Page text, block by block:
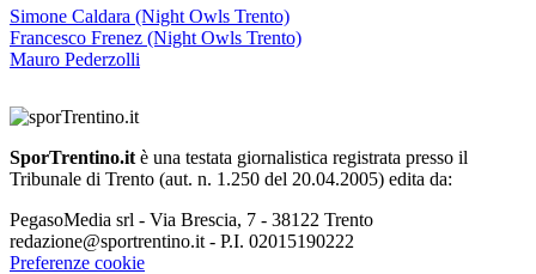
Simone Caldara (Night Owls Trento)
Francesco Frenez (Night Owls Trento)
Mauro Pederzolli
SporTrentino.it è una testata giornalistica registrata presso il
Tribunale di Trento (aut. n. 1.250 del 20.04.2005) edita da:
PegasoMedia srl - Via Brescia, 7 - 38122 Trento
redazione@sportrentino.it - P.I. 02015190222
Preferenze cookie